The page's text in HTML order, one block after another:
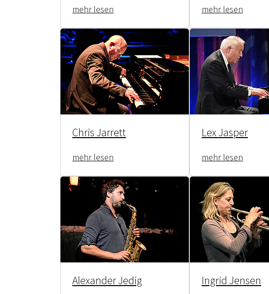
mehr lesen mehr lesen
Chris Jarrett
mehr lesen
Lex Jasper
mehr lesen
Alexander Jedig Ingrid Jensen